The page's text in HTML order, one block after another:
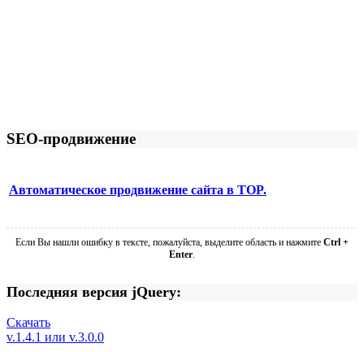
SEO-продвижение
Автоматическое продвижение сайта в TOP.
Если Вы нашли ошибку в тексте, пожалуйста, выделите область и нажмите Ctrl +
Enter.
Последняя версия jQuery:
Скачать
v.1.4.1 или v.3.0.0